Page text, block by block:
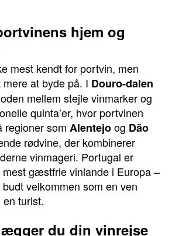
hjem og
mest kendt for portvin, men
at byde på. I Douro-dalen
mellem stejle vinmarker og
quinta’er, hvor portvinen
regioner som Alentejoog Dão
rødvine, der kombinerer
vinmageri. Portugal er
gæstfrie vinlande i Europa –
velkommen som en ven
turist.
du din vinrejse